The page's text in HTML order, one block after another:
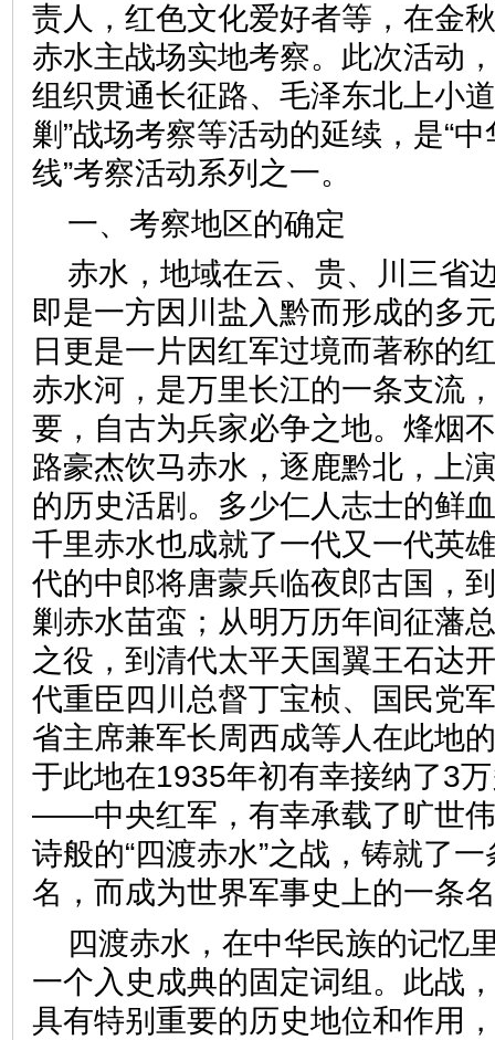
责人，红色文化爱好者等，在金
赤水主战场实地考察。此次活动
组织贯通长征路、毛泽东北上小
剿”战场考察等活动的延续，是“
线”考察活动系列之一。
一、考察地区的确定
赤水，地域在云、贵、川三省
即是一方因川盐入黔而形成的多
日更是一片因红军过境而著称的
赤水河，是万里长江的一条支流
要，自古为兵家必争之地。烽烟
路豪杰饮马赤水，逐鹿黔北，上
的历史活剧。多少仁人志士的鲜
千里赤水也成就了一代又一代英
代的中郎将唐蒙兵临夜郎古国，
剿赤水苗蛮；从明万历年间征藩
之役，到清代太平天国翼王石达
代重臣四川总督丁宝桢、国民党
省主席兼军长周西成等人在此地
于此地在1935年初有幸接纳了3
——中央红军，有幸承载了旷世
诗般的“四渡赤水”之战，铸就了
名，而成为世界军事史上的一条
四渡赤水，在中华民族的记忆
一个入史成典的固定词组。此战
具有特别重要的历史地位和作用